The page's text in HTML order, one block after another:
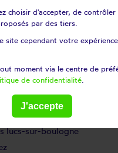
rabatelière
tardière
champ-saint-père
gué-de-velluire
poiré-sur-velluire
châtelliers-châteaumur
lucs-sur-boulogne
choisir d'accepter, de
par des tiers.
site cependant votre
moment via le centre de
de confidentialité
J'accepte